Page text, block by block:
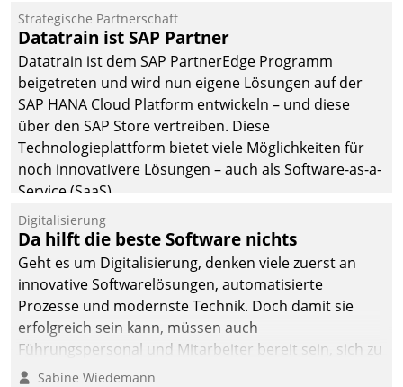
Einsparungen durch optimierte und automatisierte
Prozesse. Doch man darf nicht zu viel erwarten: Allein
mit der Einführung einer neuen Software ist es nicht
getan. Die Digitalisierung erfordert von Unternehmen
die Bereitschaft, sich zu überprüfen, zu hinterfragen
und zu verändern.
Strategische Partnerschaft
Datatrain ist SAP Partner
Datatrain ist dem SAP PartnerEdge Programm
beigetreten und wird nun eigene Lösungen auf der
SAP HANA Cloud Platform entwickeln – und diese
über den SAP Store vertreiben. Diese
Technologieplattform bietet viele Möglichkeiten für
noch innovativere Lösungen – auch als Software-as-a-
Service (SaaS).
Digitalisierung
Da hilft die beste Software nichts
Geht es um Digitalisierung, denken viele zuerst an
innovative Softwarelösungen, automatisierte
Prozesse und modernste Technik. Doch damit sie
erfolgreich sein kann, müssen auch
Führungspersonal und Mitarbeiter bereit sein, sich zu
verändern und anzupassen, sonst werden sie an ihr
Sabine Wiedemann